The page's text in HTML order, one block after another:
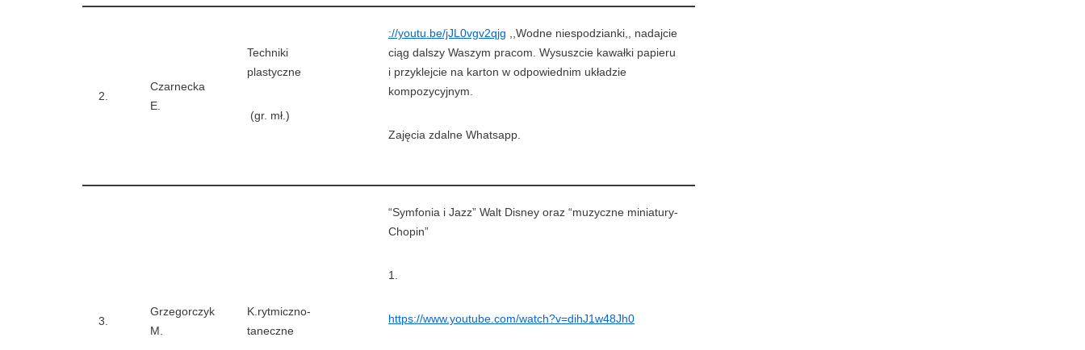
2.
Czarnecka
E.
Techniki
plastyczne
(gr. mł.)
://youtu.be/jJL0vgv2qjg ,,Wodne niespodzianki,, nadajcie
ciąg dalszy Waszym pracom. Wysuszcie kawałki papieru
i przyklejcie na karton w odpowiednim układzie
kompozycyjnym.
Zajęcia zdalne Whatsapp.
3.
Grzegorczyk
M.
K.rytmiczno-
taneczne
“Symfonia i Jazz” Walt Disney oraz “muzyczne miniatury-
Chopin”
1.
https://www.youtube.com/watch?v=dihJ1w48Jh0